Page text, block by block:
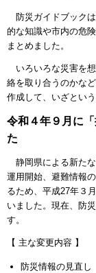
防災ガイドブック
的な知識や市内の危
まとめました。
いろいろな災害を
絡を取り合うのかな
作成して、いざとい
令和４年９月に
た
静岡県による新た
運用開始、避難情報
るため、平成27年３
いました。現在、防
す。
【 主な変更内容 】
防災情報の見直し